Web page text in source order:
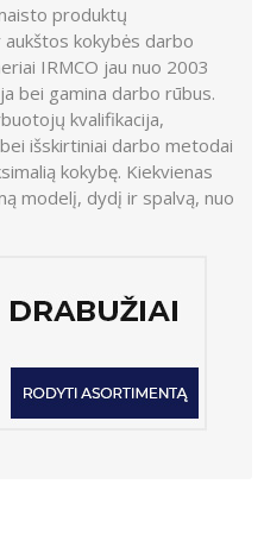
produktų
kokybės darbo
IRMCO jau nuo 2003
bei gamina darbo rūbus.
kvalifikacija,
išskirtiniai darbo metodai
kokybę. Kiekvienas
modelį, dydį ir spalvą, nuo